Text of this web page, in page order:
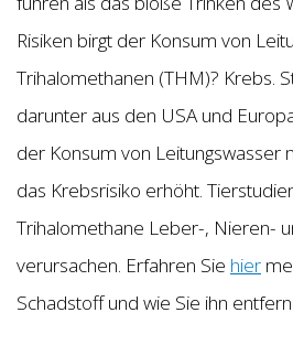
Risiken birgt der Konsum von
Trihalomethanen (THM)? Krebs.
darunter aus den USA und
der Konsum von Leitungswasser
das Krebsrisiko erhöht.
Trihalomethane Leber-, Nieren-
verursachen. Erfahren Sie hier
Schadstoff und wie Sie ihn